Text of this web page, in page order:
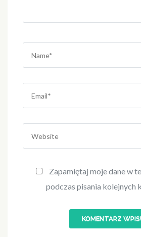
Zapamiętaj moje dane w
podczas pisania kolejnych